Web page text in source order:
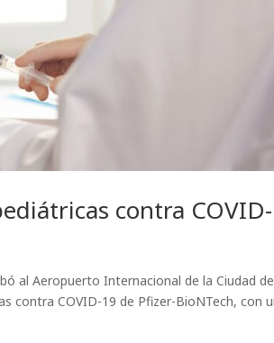
contra
al Aeropuerto Internacional de la Ciudad de
contra COVID-19 de Pfizer-BioNTech, con